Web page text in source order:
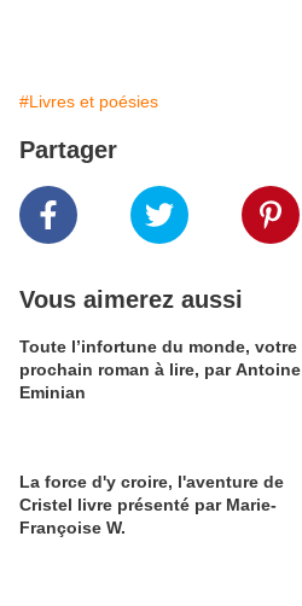
#Livres et poésies
Partager
Vous aimerez aussi
Toute l’infortune du monde, votre
prochain roman à lire, par Antoine
Eminian
La force d'y croire, l'aventure de
Cristel livre présenté par Marie-
Françoise W.